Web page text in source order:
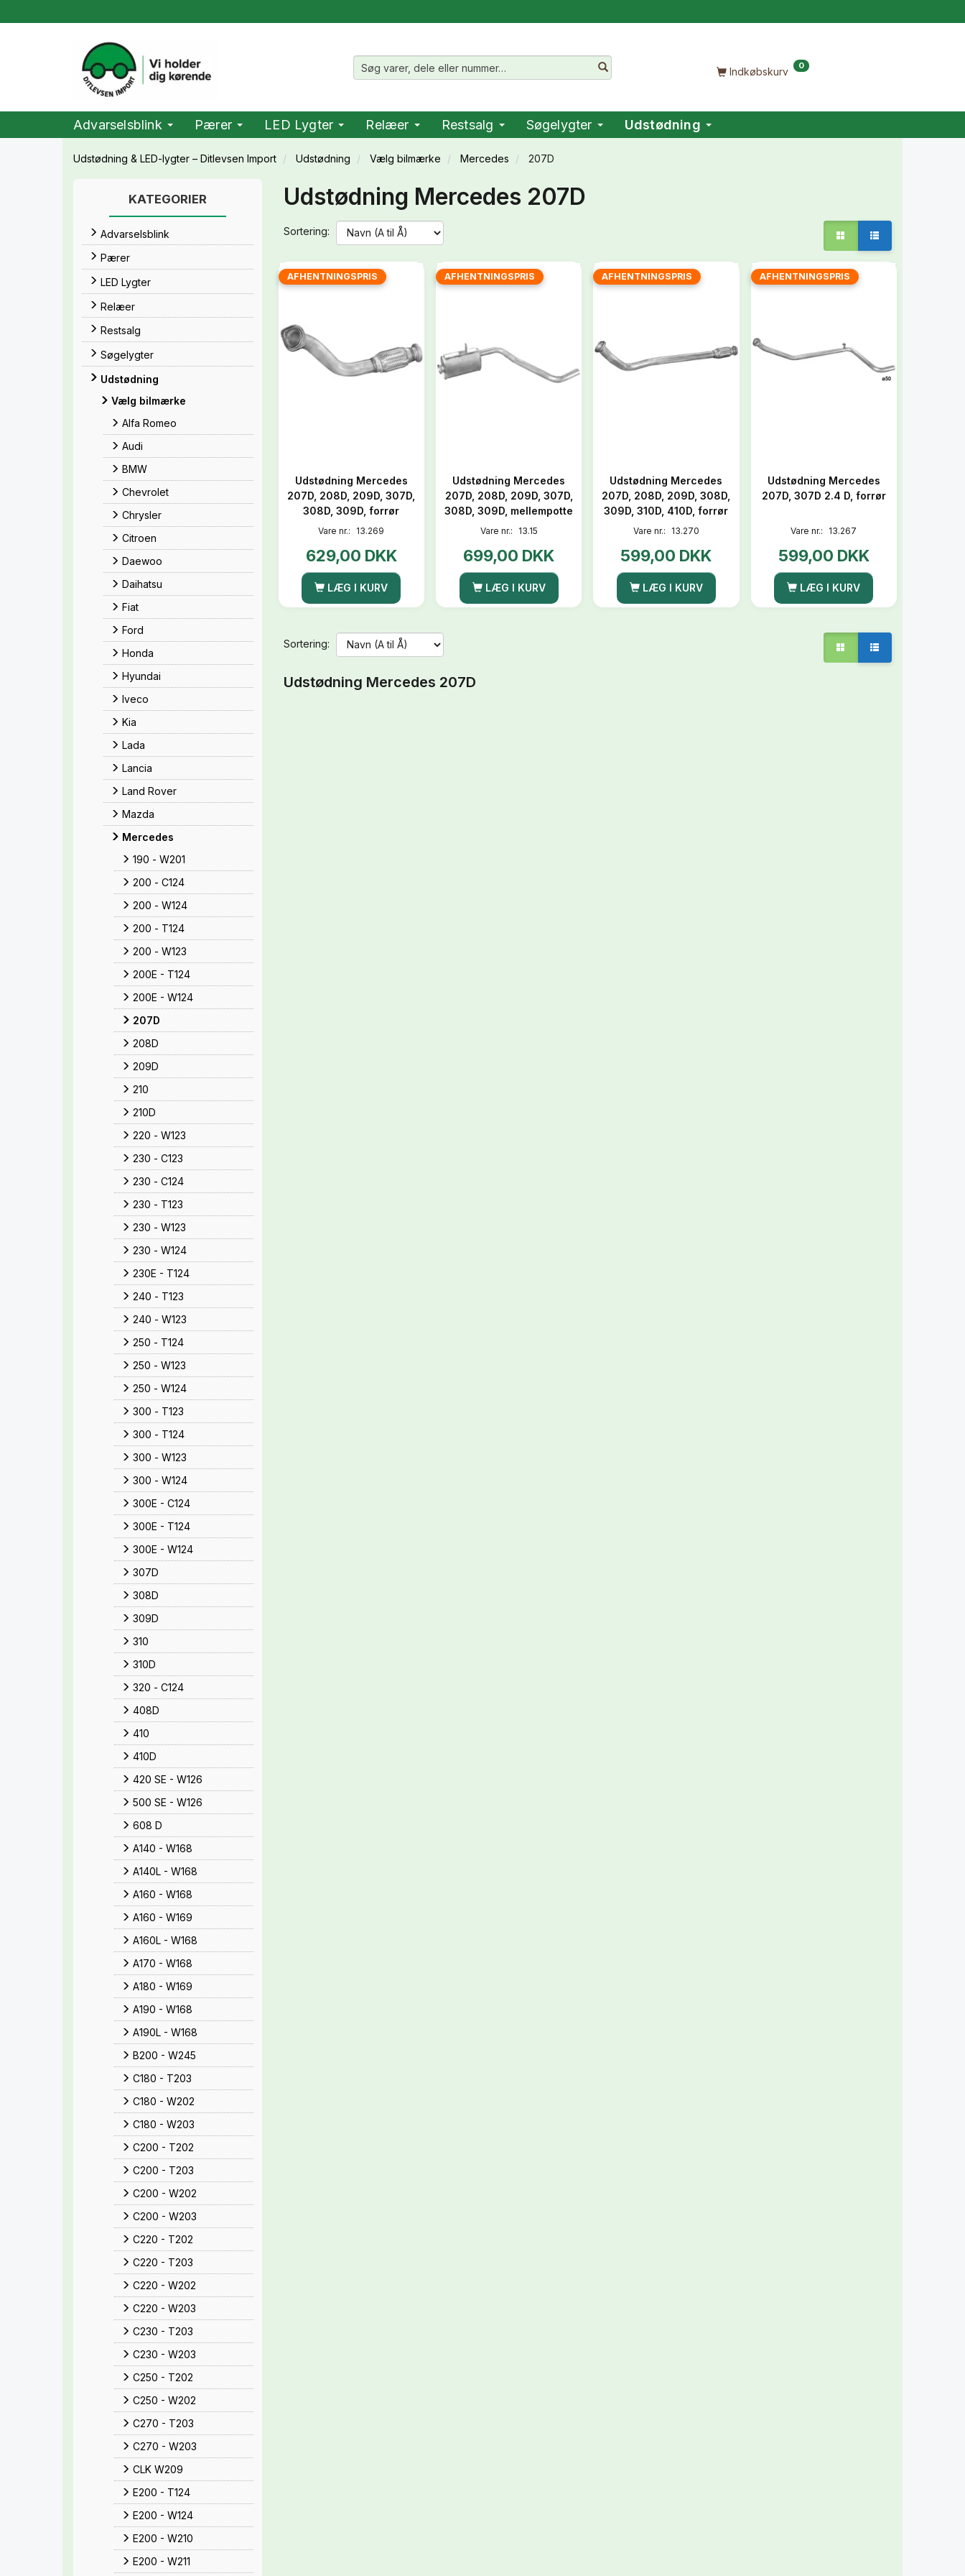
Indkøbskurv 0
Advarselsblink Pærer LED Lygter Relæer Restsalg Søgelygter Udstødning
Udstødning & LED-lygter – Ditlevsen Import Udstødning Vælg bilmærke Mercedes 207D
KATEGORIER
Advarselsblink
Pærer
LED Lygter
Relæer
Restsalg
Søgelygter
Udstødning
Vælg bilmærke
Alfa Romeo
Audi
BMW
Chevrolet
Chrysler
Citroen
Daewoo
Daihatsu
Fiat
Ford
Honda
Hyundai
Iveco
Kia
Lada
Lancia
Land Rover
Mazda
Mercedes
190 - W201
200 - C124
200 - W124
200 - T124
200 - W123
200E - T124
200E - W124
207D
208D
209D
210
210D
220 - W123
230 - C123
230 - C124
230 - T123
230 - W123
230 - W124
230E - T124
240 - T123
240 - W123
250 - T124
250 - W123
250 - W124
300 - T123
300 - T124
300 - W123
300 - W124
300E - C124
300E - T124
300E - W124
307D
308D
309D
310
310D
320 - C124
408D
410
410D
420 SE - W126
500 SE - W126
608 D
A140 - W168
A140L - W168
A160 - W168
A160 - W169
A160L - W168
A170 - W168
A180 - W169
A190 - W168
A190L - W168
B200 - W245
C180 - T203
C180 - W202
C180 - W203
C200 - T202
C200 - T203
C200 - W202
C200 - W203
C220 - T202
C220 - T203
C220 - W202
C220 - W203
C230 - T203
C230 - W203
C250 - T202
C250 - W202
C270 - T203
C270 - W203
CLK W209
E200 - T124
E200 - W124
E200 - W210
E200 - W211
Udstødning Mercedes 207D
Sortering:
AFHENTNINGSPRIS
Udstødning Mercedes
207D, 208D, 209D, 307D,
308D, 309D, forrør
Vare nr.: 13.269
629,00 DKK
LÆG I KURV
AFHENTNINGSPRIS
Udstødning Mercedes
207D, 208D, 209D, 307D,
308D, 309D, mellempotte
Vare nr.: 13.15
699,00 DKK
LÆG I KURV
AFHENTNINGSPRIS
Udstødning Mercedes
207D, 208D, 209D, 308D,
309D, 310D, 410D, forrør
Vare nr.: 13.270
599,00 DKK
LÆG I KURV
AFHENTNINGSPRIS
Udstødning Mercedes
207D, 307D 2.4 D, forrør
Vare nr.: 13.267
599,00 DKK
LÆG I KURV
Sortering:
Udstødning Mercedes 207D